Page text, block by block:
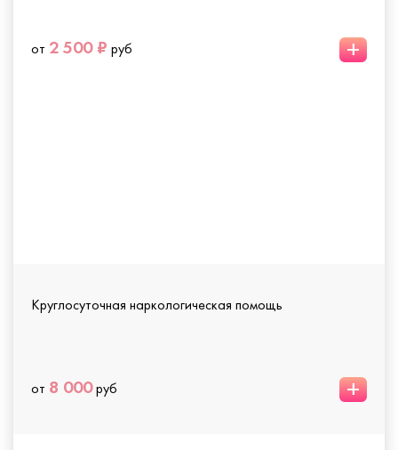
от 2 500 ₽ руб +
Круглосуточная наркологическая помощь
от 8 000руб +